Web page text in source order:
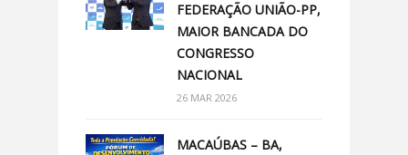
FEDERAÇÃO UNIÃO-PP,
MAIOR BANCADA DO
CONGRESSO
NACIONAL
26 MAR 2026
MACAÚBAS – BA,